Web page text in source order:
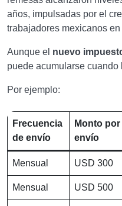
años, impulsadas por el
trabajadores mexicanos
Aunque el nuevo
puede acumularse
Por ejemplo:
Frecuencia
de envío
Monto por
envío
Mensual USD 300
Mensual USD 500